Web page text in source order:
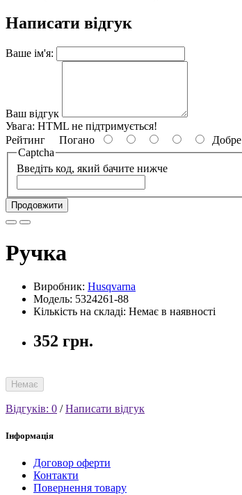
Написати відгук
Ваше ім'я:
Ваш відгук
Увага: HTML не підтримується!
Рейтинг Погано
Добре
Captcha
Введіть код, який бачите нижче
Продовжити
Ручка
Виробник: Husqvarna
Модель: 5324261-88
Кількість на складі: Немає в наявності
352 грн.
Немає
Відгуків: 0 /Написати відгук
Інформація
Договор оферти
Контакти
Повернення товару